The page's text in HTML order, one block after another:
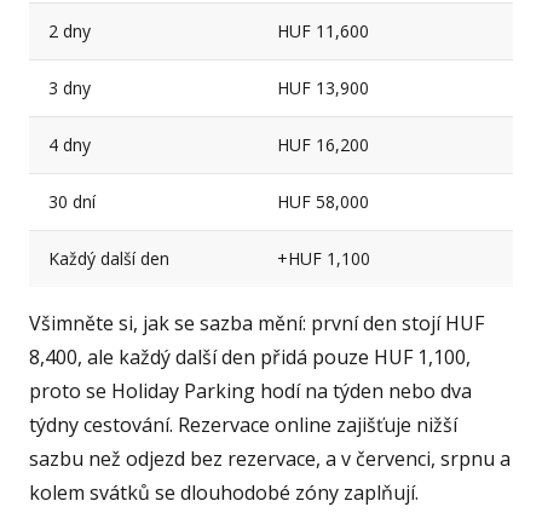
2 dny HUF 11,600
3 dny HUF 13,900
4 dny HUF 16,200
30 dní HUF 58,000
Každý další den +HUF 1,100
Všimněte si, jak se sazba mění: první den stojí HUF
8,400, ale každý další den přidá pouze HUF 1,100,
proto se Holiday Parking hodí na týden nebo dva
týdny cestování. Rezervace online zajišťuje nižší
sazbu než odjezd bez rezervace, a v červenci, srpnu a
kolem svátků se dlouhodobé zóny zaplňují.